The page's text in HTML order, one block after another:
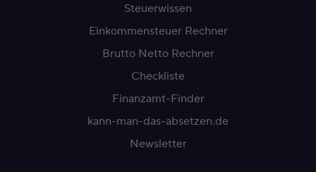
Steuerwissen
Einkommensteuer Rechner
Brutto Netto Rechner
Checkliste
Finanzamt-Finder
kann-man-das-absetzen.de
Newsletter